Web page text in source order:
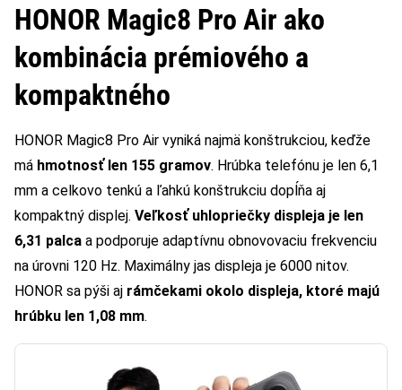
HONOR Magic8 Pro Air ako
kombinácia prémiového a
kompaktného
HONOR Magic8 Pro Air vyniká najmä konštrukciou, keďže
má hmotnosť len 155 gramov. Hrúbka telefónu je len 6,1
mm a celkovo tenkú a ľahkú konštrukciu dopĺňa aj
kompaktný displej. Veľkosť uhlopriečky displeja je len
6,31 palca a podporuje adaptívnu obnovovaciu frekvenciu
na úrovni 120 Hz. Maximálny jas displeja je 6000 nitov.
HONOR sa pýši aj rámčekami okolo displeja, ktoré majú
hrúbku len 1,08 mm.